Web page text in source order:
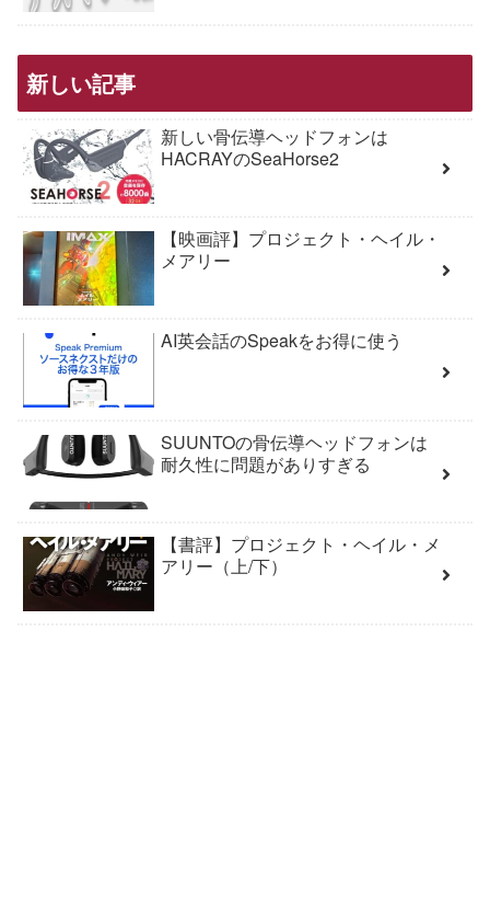
新しい記事
新しい骨伝導ヘッドフォンは
HACRAYのSeaHorse2
【映画評】プロジェクト・ヘイル・
メアリー
AI英会話のSpeakをお得に使う
SUUNTOの骨伝導ヘッドフォンは
耐久性に問題がありすぎる
【書評】プロジェクト・ヘイル・メ
アリー（上/下）